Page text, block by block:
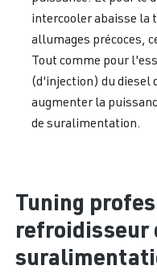
intercooler abaisse la
allumages précoces,
Tout comme pour
(d'injection) du diesel
augmenter la
de suralimentation.
Tuning
refroidisseur